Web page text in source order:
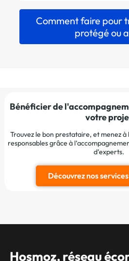
Comment faire pour
protégé ou
Bénéficier de
votre
Trouvez le bon prestataire, et menez à
responsables grâce à
d’experts.
Découvrez nos
Hosmoz, réseau